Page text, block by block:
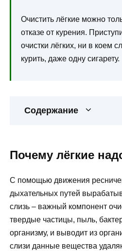
Очистить лёгкие можно
отказе от курения.
очистки лёгких, ни в коем
курить, даже одну сигарету.
Содержание
Почему лёгкие
С помощью движения
дыхательных путей
слизь – важный компонент
твердые частицы, пыль,
организму, и выводит из
слизи данные вещества